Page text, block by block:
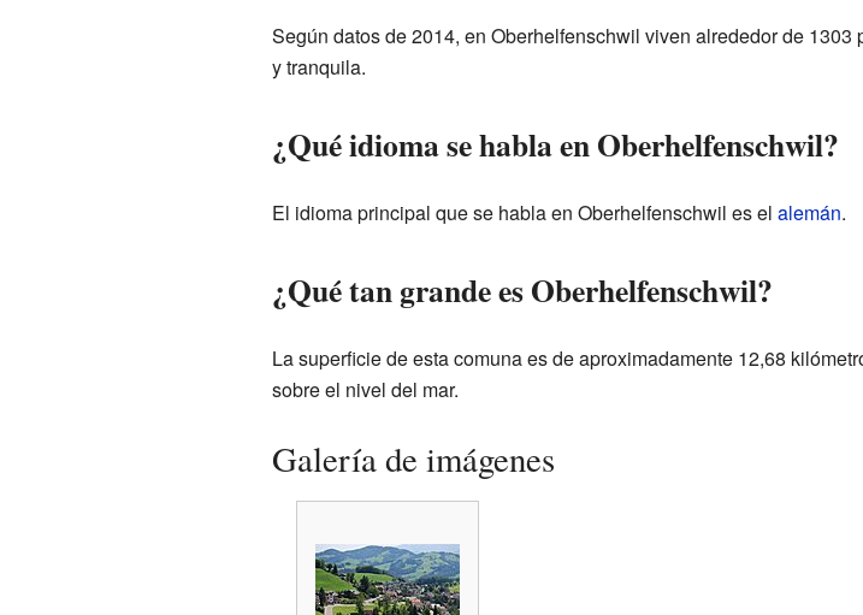
Según datos de 2014, en Oberhelfenschwil viven alrededor de
y tranquila.
¿Qué idioma se habla en Oberhelfenschwil?
El idioma principal que se habla en Oberhelfenschwil es el alemán.
¿Qué tan grande es Oberhelfenschwil?
La superficie de esta comuna es de aproximadamente 12,68
sobre el nivel del mar.
Galería de imágenes